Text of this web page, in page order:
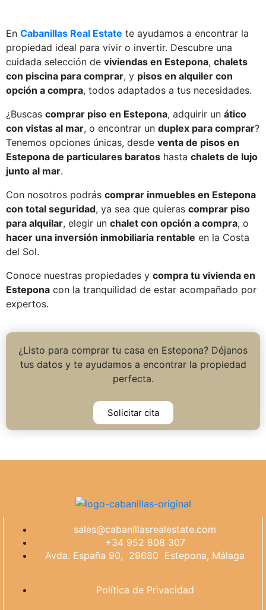
En Cabanillas Real Estate te ayudamos a encontrar la
propiedad ideal para vivir o invertir. Descubre una
cuidada selección de viviendas en Estepona, chalets
con piscina para comprar, y pisos en alquiler con
opción a compra, todos adaptados a tus necesidades.
¿Buscas comprar piso en Estepona, adquirir un ático
con vistas al mar, o encontrar un duplex para comprar?
Tenemos opciones únicas, desde venta de pisos en
Estepona de particulares baratos hasta chalets de lujo
junto al mar.
Con nosotros podrás comprar inmuebles en Estepona
con total seguridad, ya sea que quieras comprar piso
para alquilar, elegir un chalet con opción a compra, o
hacer una inversión inmobiliaria rentable en la Costa
del Sol.
Conoce nuestras propiedades y compra tu vivienda en
Estepona con la tranquilidad de estar acompañado por
expertos.
¿Listo para comprar tu casa en Estepona? Déjanos
tus datos y te ayudamos a encontrar la propiedad
perfecta.
Solicitar cita
sales@cabanillasrealestate.com
+34 952 808 307
Avda. España 90, 29680 Estepona, Málaga
Política de Privacidad